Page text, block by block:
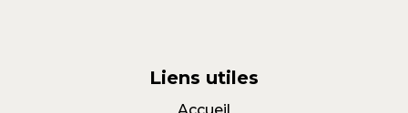
Liens utiles
Accueil